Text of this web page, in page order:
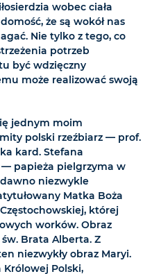
wobec ciała
że są wokół nas
Nie tylko z tego, co
potrzeb
być wdzięczny
może realizować swoją
jednym moim
polski rzeźbiarz — prof.
kard. Stefana
— papieża pielgrzyma w
niezwykle
Matka Boża
której
worków. Obraz
Brata Alberta. Z
niezwykły obraz Maryi.
Królowej Polski,